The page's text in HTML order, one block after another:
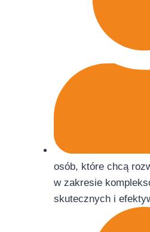
osób, które chcą
w zakresie
skutecznych i